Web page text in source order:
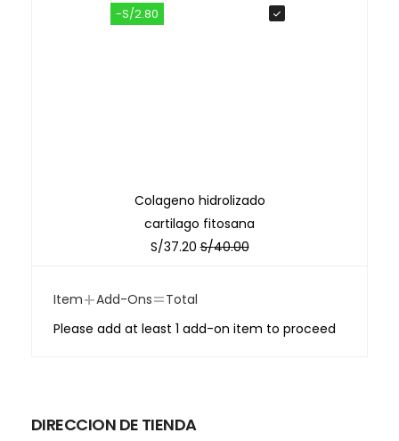
-S/2.80
Colageno hidrolizado
cartilago fitosana
S/37.20 S/40.00
Item+Add-Ons=Total
Please add at least 1 add-on item to proceed
DIRECCION DE TIENDA